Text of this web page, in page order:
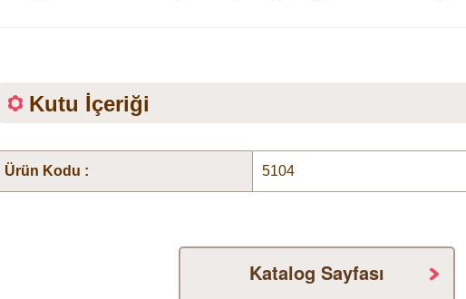
Kutu İçeriği
Ürün Kodu : 5104
Katalog Sayfası